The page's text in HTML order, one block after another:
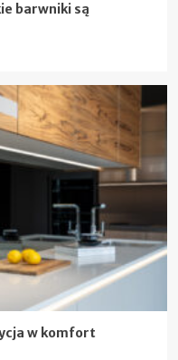
barwniki są
w komfort